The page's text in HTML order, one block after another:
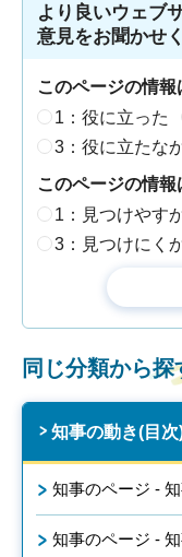
より良いウェブ
意見をお聞かせ
このページの情
1：役に立った
3：役に立たな
このページの情
1：見つけやす
3：見つけにく
同じ分類から探
知事の動き(目次
知事のページ -
知事のページ -